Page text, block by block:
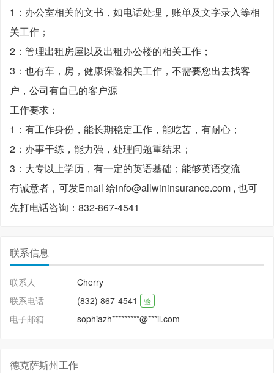
1：办公室相关的文书，如电话处理，账单及文字录入等相
关工作；
2：管理出租房屋以及出租办公楼的相关工作；
3：也有车，房，健康保险相关工作，不需要您出去找客
户，公司有自已的客户源
工作要求：
1：有工作身份，能长期稳定工作，能吃苦，有耐心；
2：办事干练，能力强，处理问题重结果；
3：大专以上学历，有一定的英语基础；能够英语交流
有诚意者，可发Email 给info@allwininsurance.com , 也可
先打电话咨询：832-867-4541
联系信息
联系人
Cherry
联系电话
(832) 867-4541 验
电子邮箱 sophiazh*********@***il.com
德克萨斯州工作